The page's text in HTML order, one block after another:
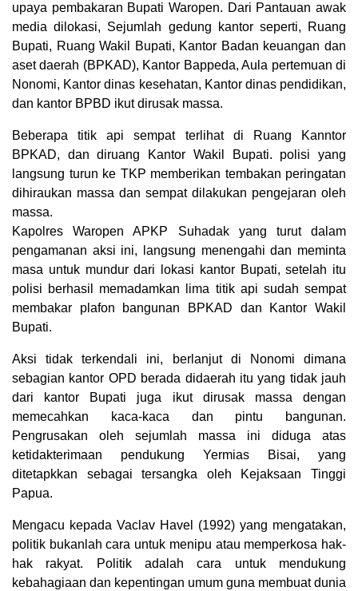
upaya pembakaran Bupati Waropen. Dari Pantauan awak
media dilokasi, Sejumlah gedung kantor seperti, Ruang
Bupati, Ruang Wakil Bupati, Kantor Badan keuangan dan
aset daerah (BPKAD), Kantor Bappeda, Aula pertemuan di
Nonomi, Kantor dinas kesehatan, Kantor dinas pendidikan,
dan kantor BPBD ikut dirusak massa.
Beberapa titik api sempat terlihat di Ruang Kanntor
BPKAD, dan diruang Kantor Wakil Bupati. polisi yang
langsung turun ke TKP memberikan tembakan peringatan
dihiraukan massa dan sempat dilakukan pengejaran oleh
massa.
Kapolres Waropen APKP Suhadak yang turut dalam
pengamanan aksi ini, langsung menengahi dan meminta
masa untuk mundur dari lokasi kantor Bupati, setelah itu
polisi berhasil memadamkan lima titik api sudah sempat
membakar plafon bangunan BPKAD dan Kantor Wakil
Bupati.
Aksi tidak terkendali ini, berlanjut di Nonomi dimana
sebagian kantor OPD berada didaerah itu yang tidak jauh
dari kantor Bupati juga ikut dirusak massa dengan
memecahkan kaca-kaca dan pintu bangunan.
Pengrusakan oleh sejumlah massa ini diduga atas
ketidakterimaan pendukung Yermias Bisai, yang
ditetapkkan sebagai tersangka oleh Kejaksaan Tinggi
Papua.
Mengacu kepada Vaclav Havel (1992) yang mengatakan,
politik bukanlah cara untuk menipu atau memperkosa hak-
hak rakyat. Politik adalah cara untuk mendukung
kebahagiaan dan kepentingan umum guna membuat dunia